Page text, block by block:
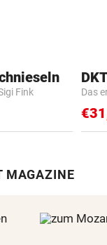
Fink Das
MAGAZINE